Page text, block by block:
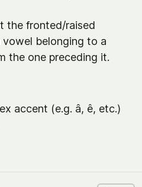
the fronted/raised
belonging to a
the one preceding it.
accent (e.g. â, ê, etc.)